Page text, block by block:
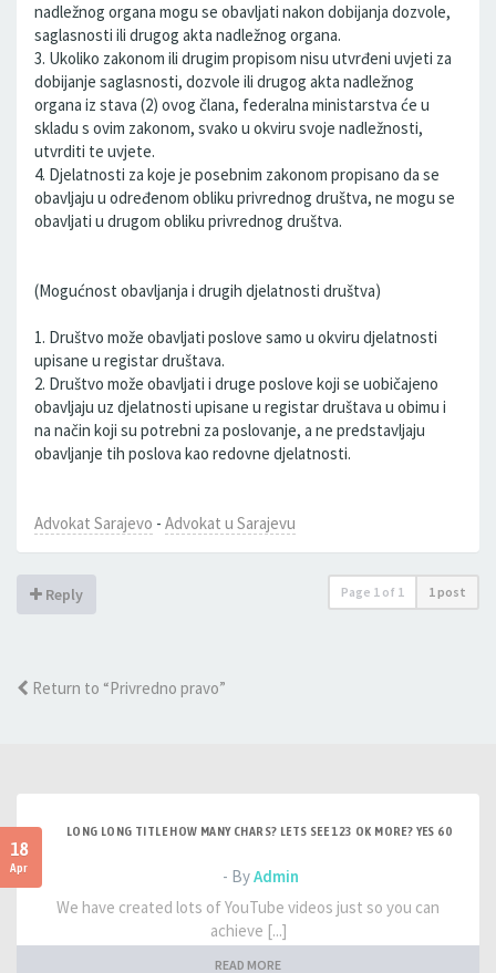
nadležnog organa mogu se obavljati nakon dobijanja dozvole,
saglasnosti ili drugog akta nadležnog organa.
3. Ukoliko zakonom ili drugim propisom nisu utvrđeni uvjeti za
dobijanje saglasnosti, dozvole ili drugog akta nadležnog
organa iz stava (2) ovog člana, federalna ministarstva će u
skladu s ovim zakonom, svako u okviru svoje nadležnosti,
utvrditi te uvjete.
4. Djelatnosti za koje je posebnim zakonom propisano da se
obavljaju u određenom obliku privrednog društva, ne mogu se
obavljati u drugom obliku privrednog društva.
(Mogućnost obavljanja i drugih djelatnosti društva)
1. Društvo može obavljati poslove samo u okviru djelatnosti
upisane u registar društava.
2. Društvo može obavljati i druge poslove koji se uobičajeno
obavljaju uz djelatnosti upisane u registar društava u obimu i
na način koji su potrebni za poslovanje, a ne predstavljaju
obavljanje tih poslova kao redovne djelatnosti.
Advokat Sarajevo - Advokat u Sarajevu
Reply Page 1 of 1 1 post
Return to “Privredno pravo”
18
Apr
LONG LONG TITLE HOW MANY CHARS? LETS SEE 123 OK MORE? YES 60
- ByAdmin
We have created lots of YouTube videos just so you can
achieve [...]
READ MORE